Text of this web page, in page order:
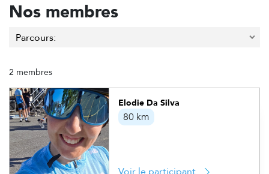
Nos membres
2 membres
Elodie Da Silva
80 km